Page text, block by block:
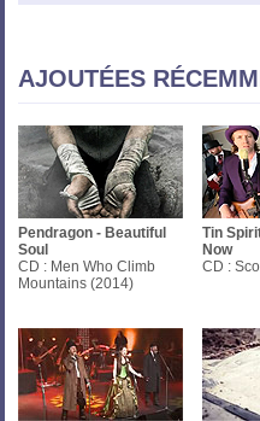
AJOUTÉES
Pendragon - Beautiful
Soul
CD : Men Who Climb
Mountains (2014)
Tin
Now
CD :